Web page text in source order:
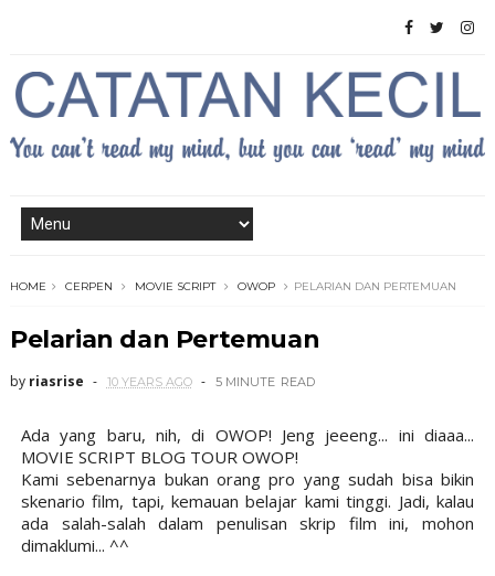
HOME CERPEN MOVIE SCRIPT OWOP PELARIAN DAN PERTEMUAN
Pelarian dan Pertemuan
by riasrise 10 YEARS AGO 5 MINUTE READ
Ada yang baru, nih, di OWOP! Jeng jeeeng... ini diaaa...
MOVIE SCRIPT BLOG TOUR OWOP!
Kami sebenarnya bukan orang pro yang sudah bisa bikin
skenario film, tapi, kemauan belajar kami tinggi. Jadi, kalau
ada salah-salah dalam penulisan skrip film ini, mohon
dimaklumi... ^^